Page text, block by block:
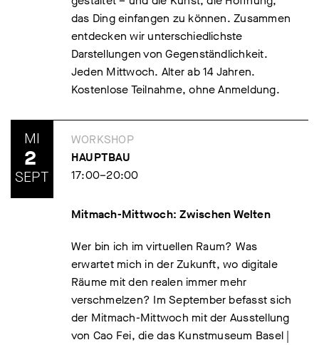
das Ding einfangen zu können. Zusammen
entdecken wir unterschiedlichste
Darstellungen von Gegenständlichkeit.
Jeden Mittwoch. Alter ab 14 Jahren.
Kostenlose Teilnahme, ohne Anmeldung.
MI
2
SEPT
WORKSHOP
HAUPTBAU
17:00–20:00
Mitmach-Mittwoch: Zwischen Welten
Wer bin ich im virtuellen Raum? Was
erwartet mich in der Zukunft, wo digitale
Räume mit den realen immer mehr
verschmelzen? Im September befasst sich
der Mitmach-Mittwoch mit der Ausstellung
von Cao Fei, die das Kunstmuseum Basel |